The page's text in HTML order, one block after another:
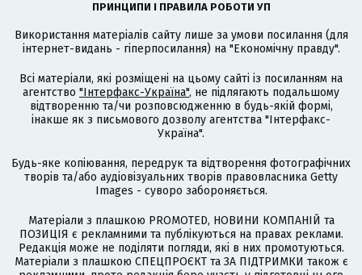
ПРИНЦИПИ І ПРАВИЛА РОБОТИ УП
Використання матеріалів сайту лише за умови посилання (для
інтернет-видань - гіперпосилання) на "Економічну правду".
Всі матеріали, які розміщені на цьому сайті із посиланням на
агентство "Інтерфакс-Україна", не підлягають подальшому
відтворенню та/чи розповсюдженню в будь-якій формі,
інакше як з письмового дозволу агентства "Інтерфакс-
Україна".
Будь-яке копіювання, передрук та відтворення фотографічних
творів та/або аудіовізуальних творів правовласника Getty
Images - суворо забороняється.
Матеріали з плашкою PROMOTED, НОВИНИ КОМПАНІЙ та
ПОЗИЦІЯ є рекламними та публікуються на правах реклами.
Редакція може не поділяти погляди, які в них промотуються.
Матеріали з плашкою СПЕЦПРОЄКТ та ЗА ПІДТРИМКИ також є